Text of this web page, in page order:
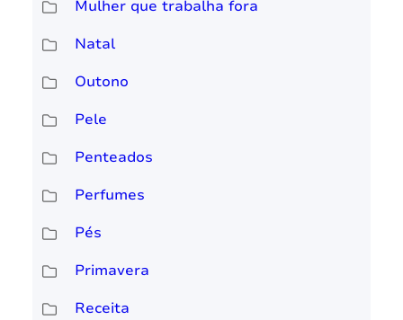
Mulher que trabalha fora
Natal
Outono
Pele
Penteados
Perfumes
Pés
Primavera
Receita